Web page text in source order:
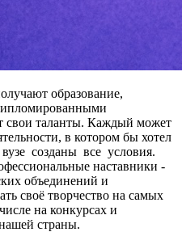
образование,
свои таланты. Каждый может
в котором бы хотел
вузе созданы все условия.
наставники -
объединений и
своё творчество на самых
на конкурсах и
страны.